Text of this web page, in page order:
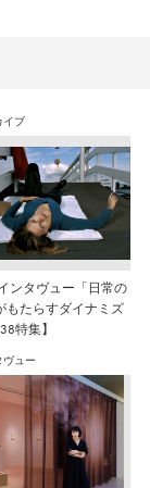
イブ
ンタヴュー「日常の
もたらすダイナミズ
特集】
ヴュー